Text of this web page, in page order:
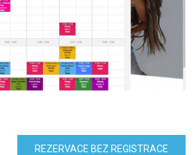
REZERVACE BEZ REGISTRACE